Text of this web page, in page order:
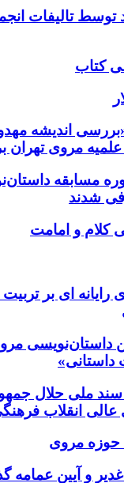
تالیفات
کتاب
اندیشه
مروی تهران
مسابقه
شدند
کلام و امامت
رایانه ای بر
داستان‌نویسی
داستانی»
ملی حلال
عالی انقلاب
حوزه مروی
و آیین عمامه